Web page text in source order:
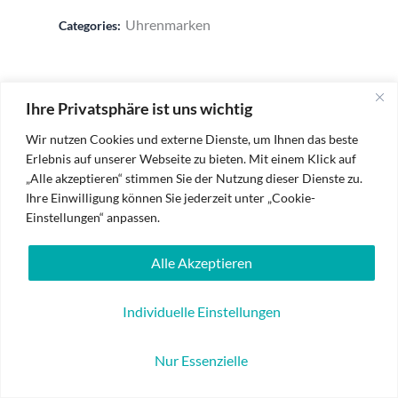
Ihre Privatsphäre ist uns wichtig
Wir nutzen Cookies und externe Dienste, um Ihnen das beste
Erlebnis auf unserer Webseite zu bieten. Mit einem Klick auf
„Alle akzeptieren“ stimmen Sie der Nutzung dieser Dienste zu.
Ihre Einwilligung können Sie jederzeit unter „Cookie-
Einstellungen“ anpassen.
Individuelle Einstellungen
Nur Essenzielle
Alle Akzeptieren
Categories: Uhrenmarken
Datenschutzerklärung